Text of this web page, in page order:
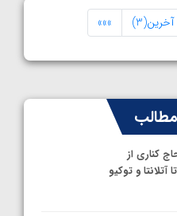
آخرین(3) »»»
کناری از
آتلانتا و توکیو